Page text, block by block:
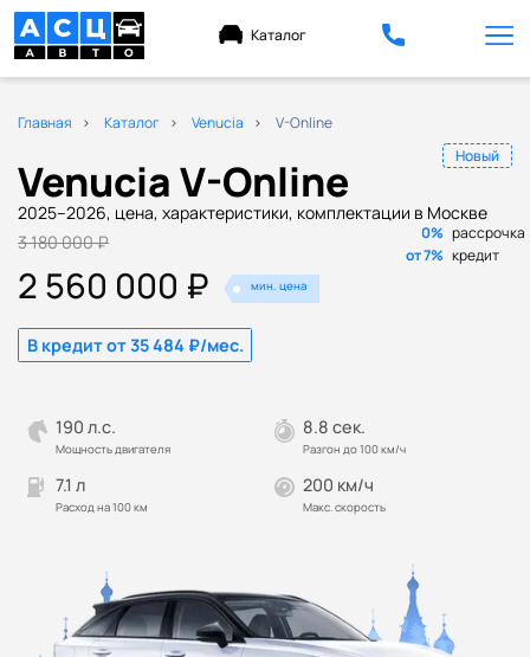
Каталог
Главная Каталог Venucia V-Online
Venucia V-Online
2025–2026, цена, характеристики, комплектации в Москве
Новый
0% рассрочка
от 7% кредит
3 180 000 ₽
2 560 000 ₽ мин. цена
В кредит от 35 484 ₽/мес.
190 л.с.
Мощность двигателя
8.8 сек.
Разгон до 100 км/ч
7.1 л
Расход на 100 км
200 км/ч
Макс. скорость